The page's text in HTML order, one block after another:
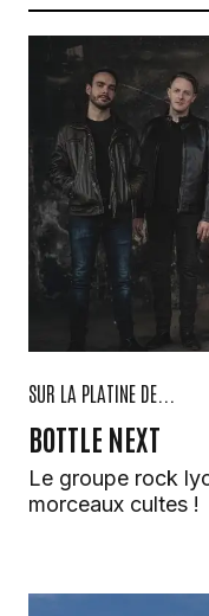
SUR LA PLATINE DE...
BOTTLE NEXT
Le groupe rock
morceaux cultes !